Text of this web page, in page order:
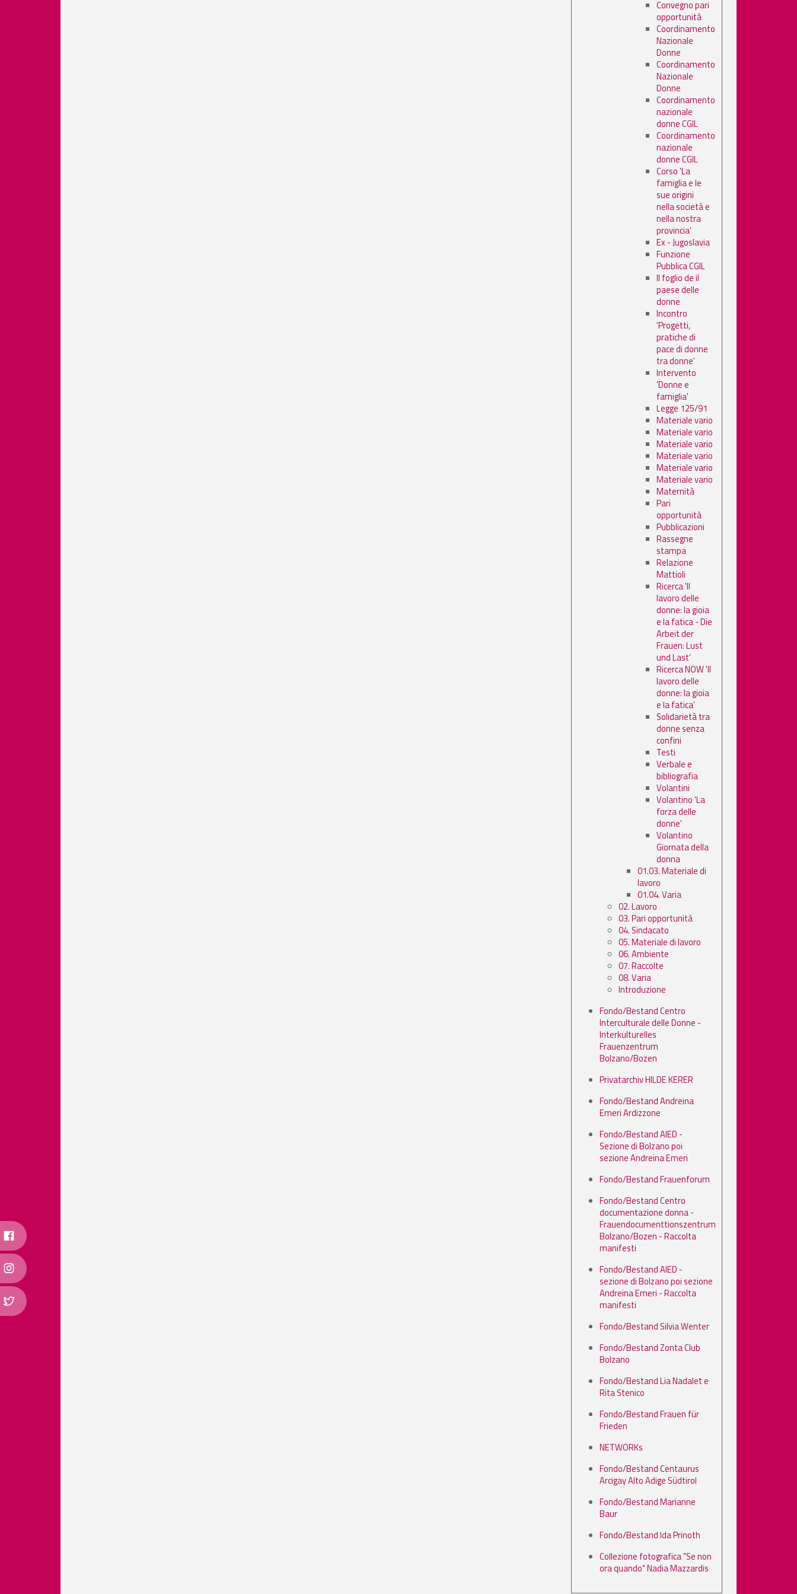
Convegno pari
opportunità
Coordinamento
Nazionale
Donne
Coordinamento
Nazionale
Donne
Coordinamento
nazionale
donne CGIL
Coordinamento
nazionale
donne CGIL
Corso 'La
famiglia e le
sue origini
nella società e
nella nostra
provincia'
Ex - Jugoslavia
Funzione
Pubblica CGIL
Il foglio de il
paese delle
donne
Incontro
'Progetti,
pratiche di
pace di donne
tra donne'
Intervento
'Donne e
famiglia'
Legge 125/91
Materiale vario
Materiale vario
Materiale vario
Materiale vario
Materiale vario
Materiale vario
Maternità
Pari
opportunità
Pubblicazioni
Rassegne
stampa
Relazione
Mattioli
Ricerca 'Il
lavoro delle
donne: la gioia
e la fatica - Die
Arbeit der
Frauen: Lust
und Last'
Ricerca NOW 'Il
lavoro delle
donne: la gioia
e la fatica'
Solidarietà tra
donne senza
confini
Testi
Verbale e
bibliografia
Volantini
Volantino 'La
forza delle
donne'
Volantino
Giornata della
donna
01.03. Materiale di
lavoro
01.04. Varia
02. Lavoro
03. Pari opportunità
04. Sindacato
05. Materiale di lavoro
06. Ambiente
07. Raccolte
08. Varia
Introduzione
Fondo/Bestand Centro
Interculturale delle Donne -
Interkulturelles
Frauenzentrum
Bolzano/Bozen
Privatarchiv HILDE KERER
Fondo/Bestand Andreina
Emeri Ardizzone
Fondo/Bestand AIED -
Sezione di Bolzano poi
sezione Andreina Emeri
Fondo/Bestand Frauenforum
Fondo/Bestand Centro
documentazione donna -
Frauendocumenttionszentrum
Bolzano/Bozen - Raccolta
manifesti
Fondo/Bestand AIED -
sezione di Bolzano poi sezione
Andreina Emeri - Raccolta
manifesti
Fondo/Bestand Silvia Wenter
Fondo/Bestand Zonta Club
Bolzano
Fondo/Bestand Lia Nadalet e
Rita Stenico
Fondo/Bestand Frauen für
Frieden
NETWORKs
Fondo/Bestand Centaurus
Arcigay Alto Adige Südtirol
Fondo/Bestand Marianne
Baur
Fondo/Bestand Ida Prinoth
Collezione fotografica "Se non
ora quando" Nadia Mazzardis